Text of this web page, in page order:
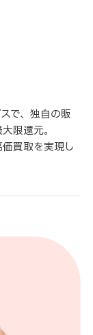
で、独自の販
限還元。
買取を実現し